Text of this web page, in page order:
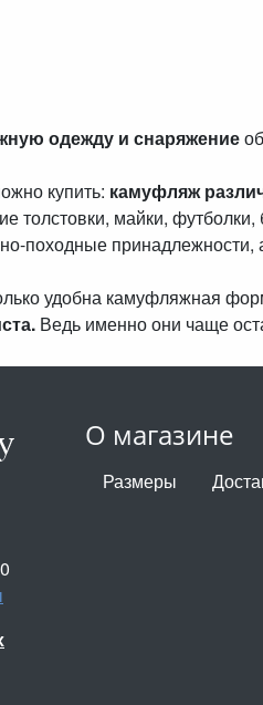
одежду и снаряжение
купить: камуфляж
толстовки, майки,
походные
удобна камуфляжная
Ведь именно они чаще
О магазине
Размеры